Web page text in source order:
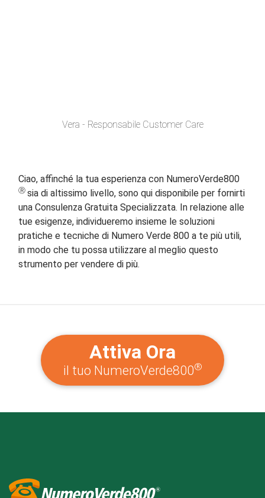
Vera - Responsabile Customer Care
Ciao, affinché la tua esperienza con NumeroVerde800
sia di altissimo livello, sono qui disponibile per fornirti
una Consulenza Gratuita Specializzata. In relazione alle
tue esigenze, individueremo insieme le soluzioni
pratiche e tecniche di Numero Verde 800 a te più utili,
in modo che tu possa utilizzare al meglio questo
strumento per vendere di più.
Attiva Ora
il tuo NumeroVerde800®